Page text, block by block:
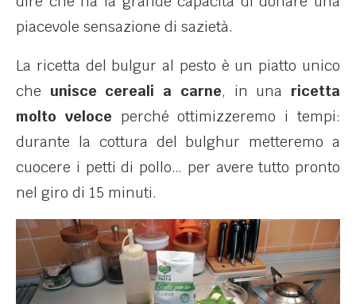
piacevole sensazione di sazietà.
La ricetta del bulgur al pesto è un piatto unico
che unisce cereali a carne, in una ricetta
molto veloce perché ottimizzeremo i tempi:
durante la cottura del bulghur metteremo a
cuocere i petti di pollo… per avere tutto pronto
nel giro di 15 minuti.